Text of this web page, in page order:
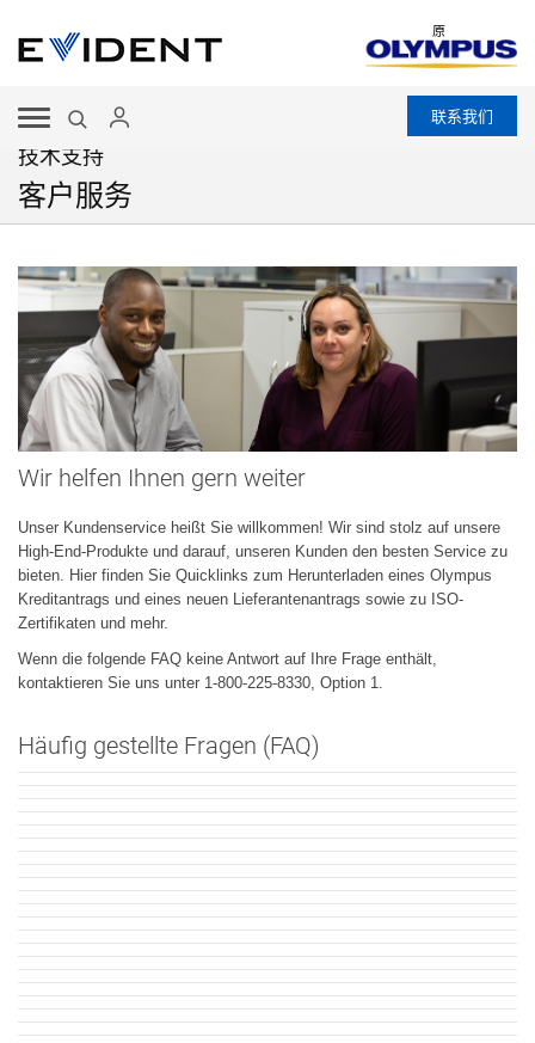
原
联系我们
技术支持
客户服务
Wir helfen Ihnen gern weiter
Unser Kundenservice heißt Sie willkommen! Wir sind stolz auf unsere
High-End-Produkte und darauf, unseren Kunden den besten Service zu
bieten. Hier finden Sie Quicklinks zum Herunterladen eines Olympus
Kreditantrags und eines neuen Lieferantenantrags sowie zu ISO-
Zertifikaten und mehr.
Wenn die folgende FAQ keine Antwort auf Ihre Frage enthält,
kontaktieren Sie uns unter 1-800-225-8330, Option 1.
Häufig gestellte Fragen (FAQ)